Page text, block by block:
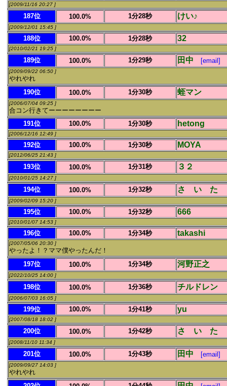
[2009/11/16 20:27 ]
187位 100.0% 1分28秒 けい♪
[2009/12/01 15:45 ]
188位 100.0% 1分28秒 32
[2010/02/21 19:25 ]
189位 100.0% 1分29秒 田中 [email]
[2009/09/22 06:50 ]
やれやれ
190位
100.0% 1分30秒 蛭マン
[2006/07/04 09:25 ]
合コン行きてーーーーーーーー
191位
100.0% 1分30秒 hetong
[2006/12/16 12:49 ]
192位 100.0% 1分30秒 MOYA
[2012/06/25 21:43 ]
193位 100.0% 1分31秒 ３２
[2010/01/25 14:27 ]
194位 100.0% 1分32秒 さ い た
[2009/02/09 15:20 ]
195位 100.0% 1分32秒 666
[2010/01/07 14:53 ]
196位 100.0% 1分34秒 takashi
[2007/05/06 20:30 ]
やったよ！？ママ僕やったんだ！
197位
100.0% 1分34秒 河野正之
[2022/10/25 14:00 ]
198位 100.0% 1分36秒 チルドレン
[2006/07/03 16:05 ]
199位 100.0% 1分41秒 yu
[2007/08/18 18:02 ]
200位 100.0% 1分42秒 さ い た
[2008/11/10 11:34 ]
201位 100.0% 1分43秒 田中 [email]
[2009/09/27 14:03 ]
やれやれ